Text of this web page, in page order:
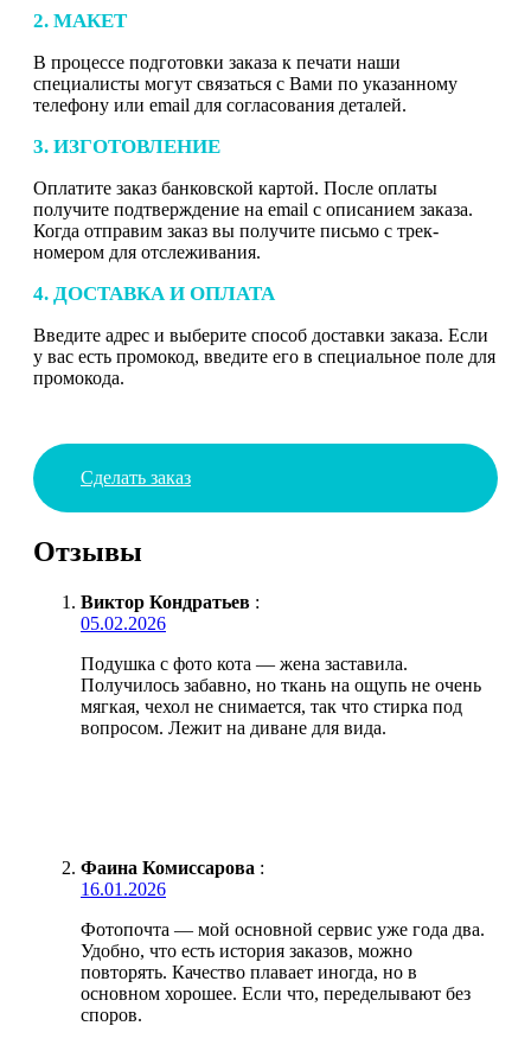
2. МАКЕТ
В процессе подготовки заказа к печати наши
специалисты могут связаться с Вами по указанному
телефону или email для согласования деталей.
3. ИЗГОТОВЛЕНИЕ
Оплатите заказ банковской картой. После оплаты
получите подтверждение на email с описанием заказа.
Когда отправим заказ вы получите письмо с трек-
номером для отслеживания.
4. ДОСТАВКА И ОПЛАТА
Введите адрес и выберите способ доставки заказа. Если
у вас есть промокод, введите его в специальное поле для
промокода.
Сделать заказ
Отзывы
Виктор Кондратьев :
05.02.2026
Подушка с фото кота — жена заставила.
Получилось забавно, но ткань на ощупь не очень
мягкая, чехол не снимается, так что стирка под
вопросом. Лежит на диване для вида.
Фаина Комиссарова :
16.01.2026
Фотопочта — мой основной сервис уже года два.
Удобно, что есть история заказов, можно
повторять. Качество плавает иногда, но в
основном хорошее. Если что, переделывают без
споров.